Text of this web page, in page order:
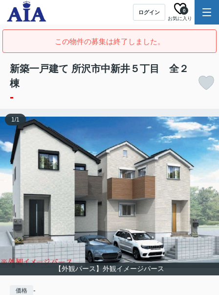
ログイン
お気に入り
0
この物件の募集は終了しました。
新築一戸建て 所沢市中新井５丁目 全２
棟
-
【外観パース】外観イメージパース
1/1
価格 -